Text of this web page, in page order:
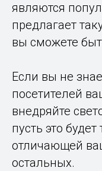
являются
предлагает
вы сможете
Если вы не
посетителей
внедряйте
пусть это
отличающей
остальных.